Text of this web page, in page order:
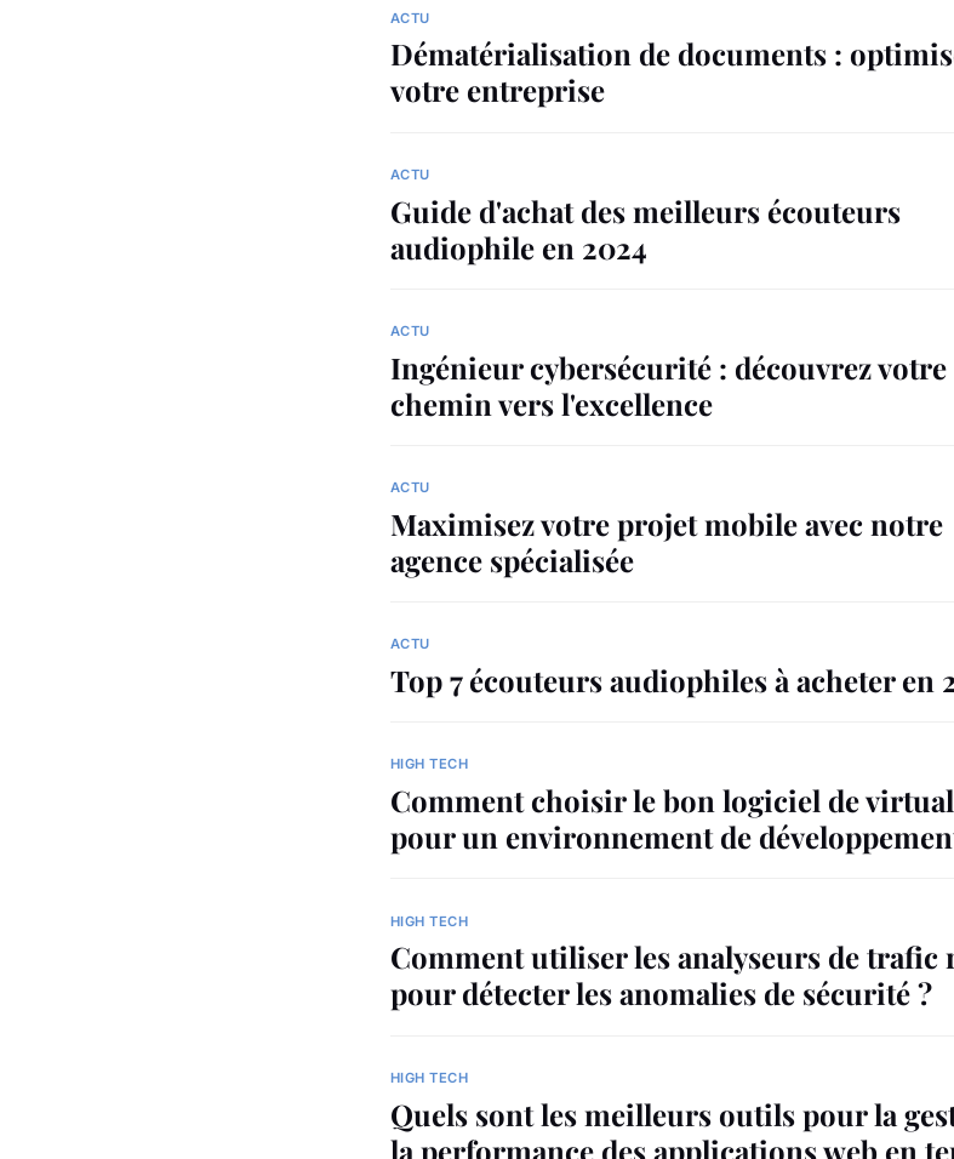
ACTU
Dématérialisation de documents :
votre entreprise
ACTU
Guide d'achat des meilleurs écouteurs
audiophile en 2024
ACTU
Ingénieur cybersécurité : découvrez votre
chemin vers l'excellence
ACTU
Maximisez votre projet mobile avec notre
agence spécialisée
ACTU
Top 7 écouteurs audiophiles à acheter en
HIGH TECH
Comment choisir le bon logiciel de
pour un environnement de
HIGH TECH
Comment utiliser les analyseurs de trafic
pour détecter les anomalies de sécurité ?
HIGH TECH
Quels sont les meilleurs outils pour la
la performance des applications web en